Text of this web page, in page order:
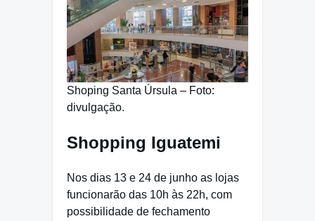
Shoping Santa Úrsula – Foto:
divulgação.
Shopping Iguatemi
Nos dias 13 e 24 de junho as lojas
funcionarão das 10h às 22h, com
possibilidade de fechamento